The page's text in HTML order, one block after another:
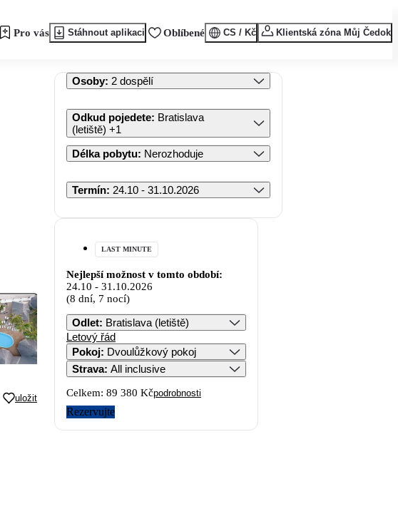
Pro vás Stáhnout aplikaci Oblíbené CS / Kč Klientská zóna Můj Čedok
uložit
Osoby: 2 dospělí
Odkud pojedete: Bratislava
(letiště) +1
Délka pobytu: Nerozhoduje
Termín: 24.10 - 31.10.2026
LAST MINUTE
Nejlepší možnost v tomto období:
24.10 - 31.10.2026
(8 dní, 7 nocí)
Odlet: Bratislava (letiště)
Letový řád
Pokoj: Dvoulůžkový pokoj
Strava: All inclusive
Celkem: 89 380 Kčpodrobnosti
Rezervujte